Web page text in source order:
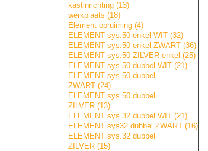
kastinrichting (13)
werkplaats (18)
Element opruiming (4)
ELEMENT sys.50 enkel WIT (32)
ELEMENT sys.50 enkel ZWART (36)
ELEMENT sys.50 ZILVER enkel (25)
ELEMENT sys.50 dubbel WIT (21)
ELEMENT sys.50 dubbel
ZWART (24)
ELEMENT sys.50 dubbel
ZILVER (13)
ELEMENT sys.32 dubbel WIT (21)
ELEMENT sys32 dubbel ZWART (16)
ELEMENT sys.32 dubbel
ZILVER (15)